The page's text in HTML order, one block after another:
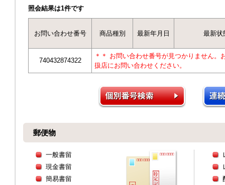
照会結果は1件です
お問い合わせ番号 商品種別 最新年月日 最新状
740432874322
＊＊ お問い合わせ番号が見つかりません
扱店にお問い合わせください。
郵便物
一般書留
現金書留
簡易書留